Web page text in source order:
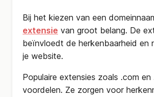
Bij het kiezen van een
extensie van groot belang. De
beïnvloedt de herkenbaarheid en
je website.
Populaire extensies zoals .com en
voordelen. Ze zorgen voor